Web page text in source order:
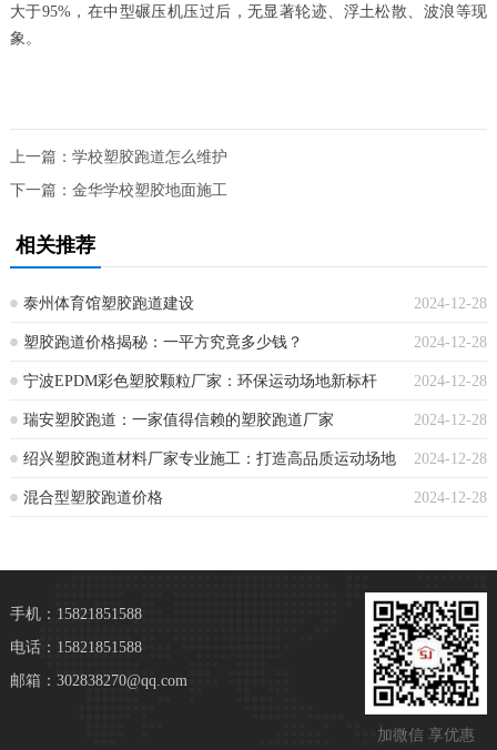
大于95%，在中型碾压机压过后，无显著轮迹、浮土松散、波浪等现
象。
上一篇： 学校塑胶跑道怎么维护
下一篇： 金华学校塑胶地面施工
相关推荐
2024-12-28
泰州体育馆塑胶跑道建设
2024-12-28
塑胶跑道价格揭秘：一平方究竟多少钱？
2024-12-28
宁波EPDM彩色塑胶颗粒厂家：环保运动场地新标杆
2024-12-28
瑞安塑胶跑道：一家值得信赖的塑胶跑道厂家
2024-12-28
绍兴塑胶跑道材料厂家专业施工：打造高品质运动场地
2024-12-28
混合型塑胶跑道价格
加微信 享优惠
手机：15821851588
电话：15821851588
邮箱：302838270@qq.com